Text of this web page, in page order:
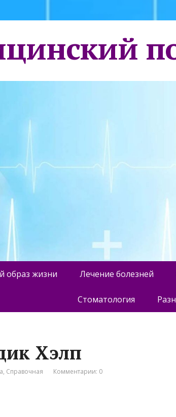
образ жизни Лечение болезней
Стоматология
Хэлп
, Справочная Комментарии: 0